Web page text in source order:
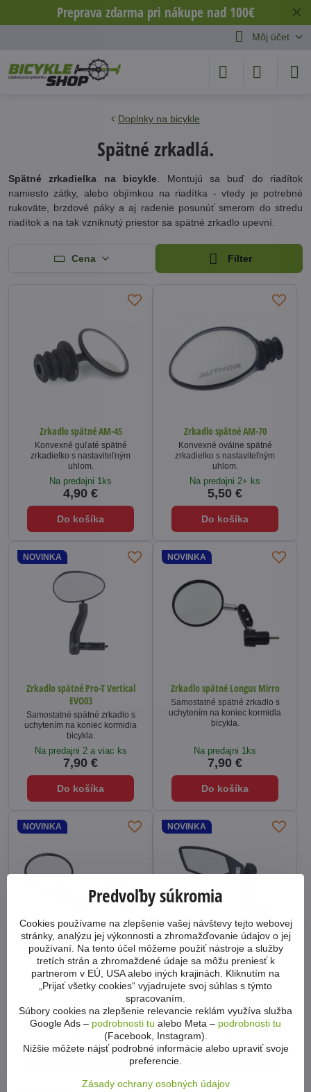
✕
Preprava zdarma pri nákupe nad 100€
Môj účet
Doplnky na bicykle
Spätné zrkadlá.
Spätné zrkadielka na bicykle . Montujú sa buď do riadítok
namiesto zátky, alebo objímkou na riadítka - vtedy je potrebné
rukoväte, brzdové páky a aj radenie posunúť smerom do stredu
riadítok a na tak vzniknutý priestor sa spätné zrkadlo upevní.
Cena Filter
Zrkadlo spätné AM-45
Konvexné guľaté spätné
zrkadielko s nastaviteľným
uhlom.
Na predajni 1ks
4,90 €
Do košíka
Zrkadlo spätné AM-70
Konvexné oválne spätné
zrkadielko s nastaviteľným
uhlom.
Na predajni 2+ ks
5,50 €
Do košíka
NOVINKA
Zrkadlo spätné Pro-T Vertical
EVO03
Samostatné spätné zrkadlo s
uchytením na koniec kormidla
bicykla.
Na predajni 2 a viac ks
7,90 €
Do košíka
NOVINKA
Zrkadlo spätné Longus Mirro
Samostatné spätné zrkadlo s
uchytením na koniec kormidla
bicykla.
Na predajni 1ks
7,90 €
Do košíka
NOVINKA
Zrkadlo spätné Pro-T
nastaviteľné
Samostatné spätné zrkadlo s
uchytením na koniec kormidla
Na predajni 1ks
9,90 €
NOVINKA
Zrkadlo spätné Merida 0145 ľavé
Samostatné spätné zrkadlo s
uchytením na kormidlo bicykla
zvýši Vašu bezpečnosť jazdy.
4-8 dní
20,90 €
Predvoľby súkromia
Cookies používame na zlepšenie vašej návštevy tejto webovej
stránky, analýzu jej výkonnosti a zhromažďovanie údajov o jej
používaní. Na tento účel môžeme použiť nástroje a služby
tretích strán a zhromaždené údaje sa môžu preniesť k
partnerom v EÚ, USA alebo iných krajinách. Kliknutím na
„Prijať všetky cookies“ vyjadrujete svoj súhlas s týmto
spracovaním.
Súbory cookies na zlepšenie relevancie reklám využíva služba
Google Ads – podrobnosti tu alebo Meta – podrobnosti tu
(Facebook, Instagram).
Nižšie môžete nájsť podrobné informácie alebo upraviť svoje
preferencie.
Zásady ochrany osobných údajov